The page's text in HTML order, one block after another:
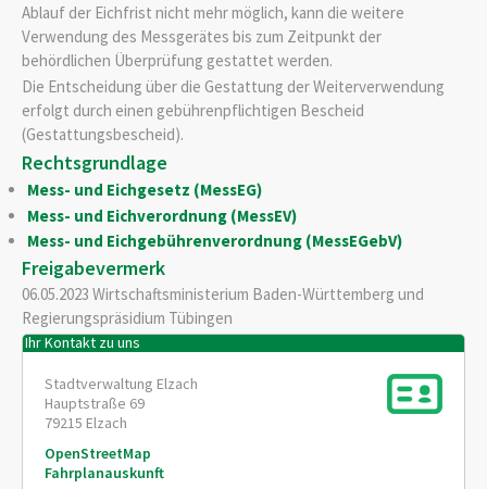
Ablauf der Eichfrist nicht mehr möglich, kann die weitere
Verwendung des Messgerätes bis zum Zeitpunkt der
behördlichen Überprüfung gestattet werden.
Die Entscheidung über die Gestattung der Weiterverwendung
erfolgt durch einen gebührenpflichtigen Bescheid
(Gestattungsbescheid).
Rechtsgrundlage
Mess- und Eichgesetz (MessEG)
Mess- und Eichverordnung (MessEV)
Mess- und Eichgebührenverordnung (MessEGebV)
Freigabevermerk
06.05.2023 Wirtschaftsministerium Baden-Württemberg und
Regierungspräsidium Tübingen
Ihr Kontakt zu uns
Stadtverwaltung Elzach
Hauptstraße 69
79215 Elzach
OpenStreetMap
Fahrplanauskunft